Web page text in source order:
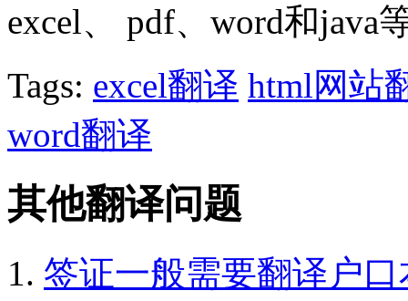
excel、 pdf、word和java
Tags: excel翻译 html网站
word翻译
其他翻译问题
签证一般需要翻译户